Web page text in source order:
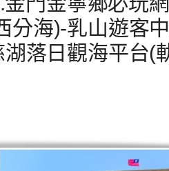
分海)-乳山遊客
落日觀海平台(